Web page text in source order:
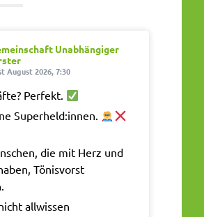
Unabhängiger
August 2026, 7:30
Perfekt.
Superheld:innen.
die mit Herz und
Tönisvorst
allwissen